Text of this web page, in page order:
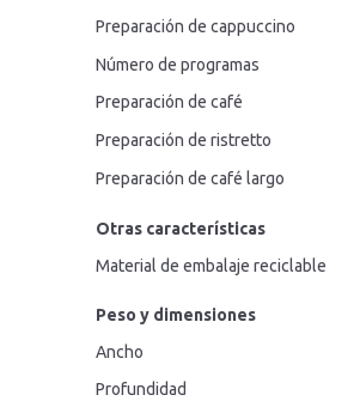
Preparación de cappuccino
Número de programas
Preparación de café
Preparación de ristretto
Preparación de café largo
Otras características
Material de embalaje reciclable
Peso y dimensiones
Ancho
Profundidad